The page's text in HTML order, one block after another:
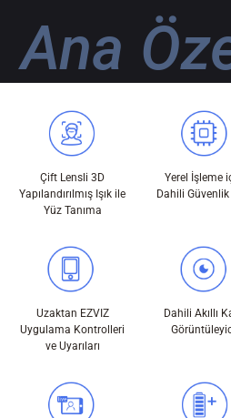
Ana
Çift Lensli 3D
Yapılandırılmış Işık ile
Yüz Tanıma
Yerel İşleme
Dahili Güvenlik
Uzaktan EZVIZ
Uygulama Kontrolleri
ve Uyarıları
Dahili Akıllı